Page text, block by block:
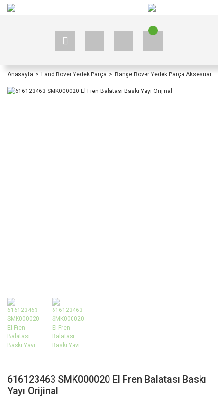
Anasayfa Land Rover Yedek Parça Range Rover Yedek Parça Aksesuar
616123463 SMK000020 El Fren Balatası Baskı
Yayı Orijinal